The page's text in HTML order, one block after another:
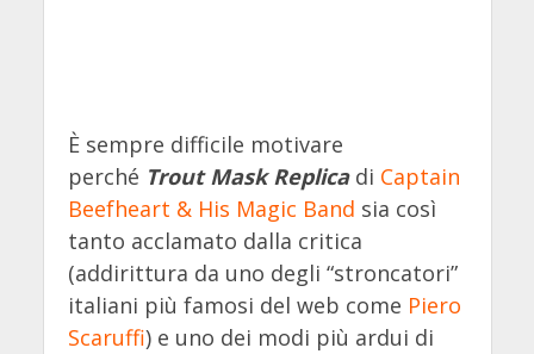
È sempre difficile motivare
perché Trout Mask Replicadi Captain
Beefheart & His Magic Band sia così
tanto acclamato dalla critica
(addirittura da uno degli “stroncatori”
italiani più famosi del web come Piero
Scaruffi) e uno dei modi più ardui di